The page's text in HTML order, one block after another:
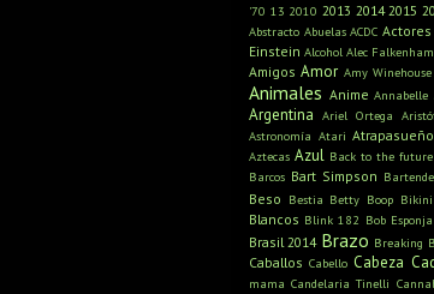
'70 13 2010 2013 2014 2015
Abstracto Abuelas ACDC Actores
Einstein Alcohol Alec Falkenham
Amigos Amor Amy Winehouse
Animales Anime Annabelle
Argentina Ariel Ortega
Astronomía Atari
Aztecas Azul Back to the future
Barcos Bart Simpson
Beso Bestia Betty Boop Bikini
Blancos Blink 182 Bob Esponja
Brasil 2014 Brazo Breaking
Caballos Cabello Cabeza
mama Candelaria Tinelli